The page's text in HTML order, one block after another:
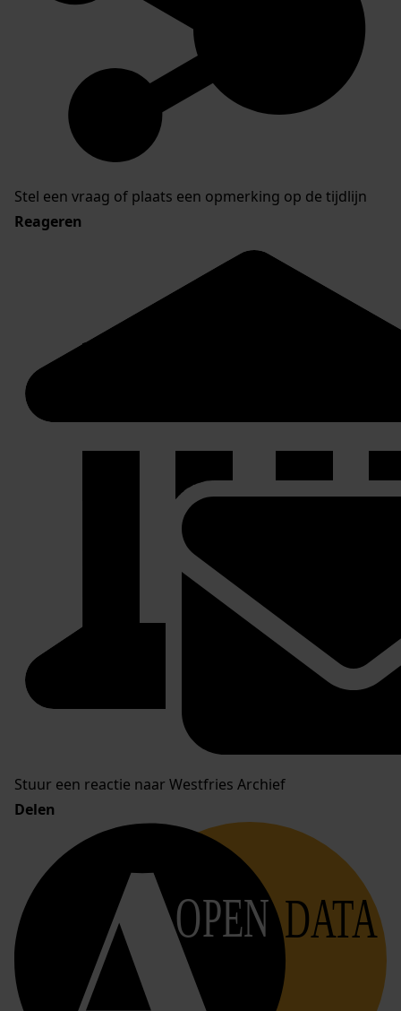
Stel een vraag of plaats een opmerking op de tijdlijn
Reageren
Stuur een reactie naar Westfries Archief
Delen
OPEN DATA